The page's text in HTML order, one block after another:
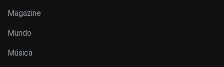
Magazine
Mundo
Música